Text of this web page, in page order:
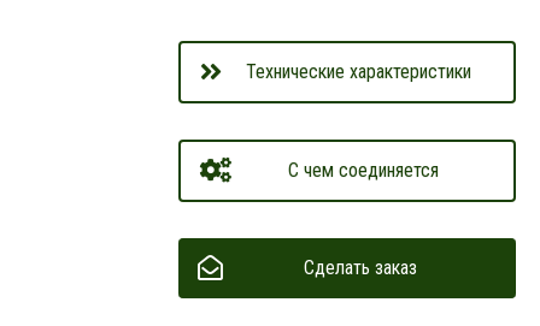
Технические характеристики
С чем соединяется
Сделать заказ